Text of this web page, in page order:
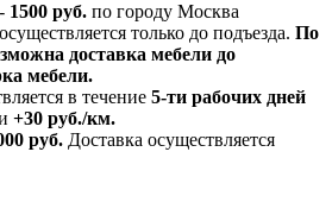
1500 руб. по городу Москва
только до подъезда. По
доставка мебели до
мебели.
в течение 5-ти рабочих дней
+30 руб./км.
руб. Доставка осуществляется